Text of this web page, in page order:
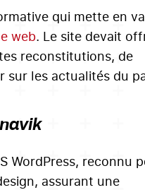
qui mette en
web. Le site devait
reconstitutions, de
sur les actualités du
WordPress, reconnu
assurant une